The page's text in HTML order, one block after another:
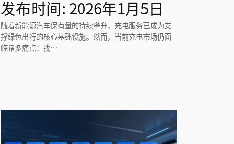
发布时间: 2026年1月5日
随着新能源汽车保有量的持续攀升，充电服务已成为支
撑绿色出行的核心基础设施。然而，当前充电市场仍面
临诸多痛点：找…